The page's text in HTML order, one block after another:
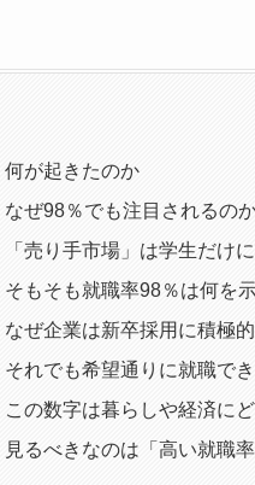
何が起きたのか
なぜ98％でも注目されるの
「売り手市場」は学生だけ
そもそも就職率98％は何を
なぜ企業は新卒採用に積極
それでも希望通りに就職で
この数字は暮らしや経済に
見るべきなのは「高い就職